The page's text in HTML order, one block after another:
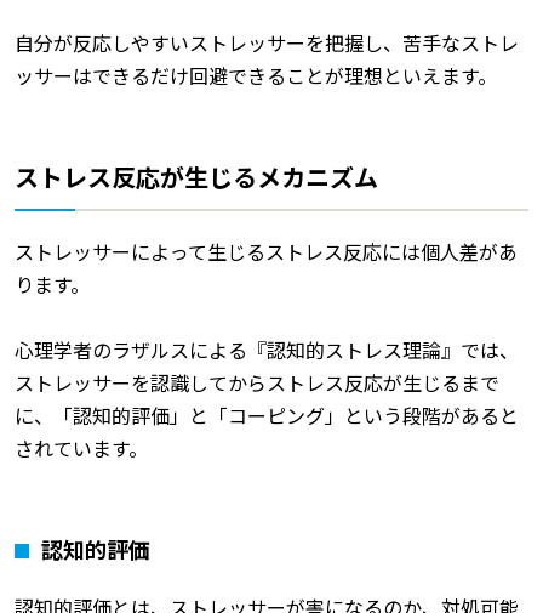
自分が反応しやすいストレッサーを把握し、苦手なストレ
ッサーはできるだけ回避できることが理想といえます。
ストレス反応が生じるメカニズム
ストレッサーによって生じるストレス反応には個人差があ
ります。
心理学者のラザルスによる『認知的ストレス理論』では、
ストレッサーを認識してからストレス反応が生じるまで
に、「認知的評価」と「コーピング」という段階があると
されています。
認知的評価
認知的評価とは、ストレッサーが害になるのか、対処可能